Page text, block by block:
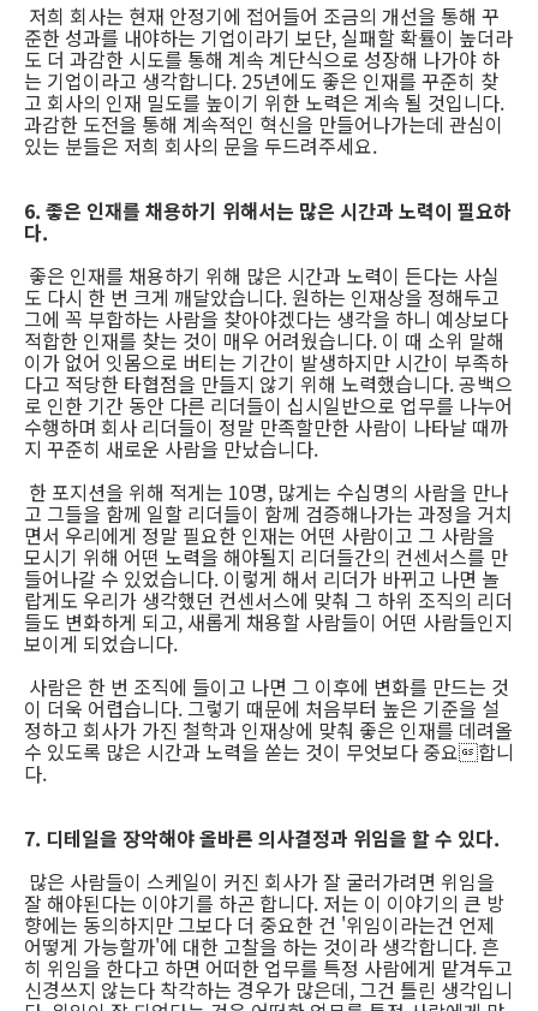
저희 회사는 현재 안정기에 접어들어 조금의 개선을 통해 꾸
준한 성과를 내야하는 기업이라기 보단, 실패할 확률이 높더라
도 더 과감한 시도를 통해 계속 계단식으로 성장해 나가야 하
는 기업이라고 생각합니다. 25년에도 좋은 인재를 꾸준히 찾
고 회사의 인재 밀도를 높이기 위한 노력은 계속 될 것입니다.
과감한 도전을 통해 계속적인 혁신을 만들어나가는데 관심이
있는 분들은 저희 회사의 문을 두드려주세요.
6. 좋은 인재를 채용하기 위해서는 많은 시간과 노력이 필요하
다.
좋은 인재를 채용하기 위해 많은 시간과 노력이 든다는 사실
도 다시 한 번 크게 깨달았습니다. 원하는 인재상을 정해두고
그에 꼭 부합하는 사람을 찾아야겠다는 생각을 하니 예상보다
적합한 인재를 찾는 것이 매우 어려웠습니다. 이 때 소위 말해
이가 없어 잇몸으로 버티는 기간이 발생하지만 시간이 부족하
다고 적당한 타협점을 만들지 않기 위해 노력했습니다. 공백으
로 인한 기간 동안 다른 리더들이 십시일반으로 업무를 나누어
수행하며 회사 리더들이 정말 만족할만한 사람이 나타날 때까
지 꾸준히 새로운 사람을 만났습니다.
한 포지션을 위해 적게는 10명, 많게는 수십명의 사람을 만나
고 그들을 함께 일할 리더들이 함께 검증해나가는 과정을 거치
면서 우리에게 정말 필요한 인재는 어떤 사람이고 그 사람을
모시기 위해 어떤 노력을 해야될지 리더들간의 컨센서스를 만
들어나갈 수 있었습니다. 이렇게 해서 리더가 바뀌고 나면 놀
랍게도 우리가 생각했던 컨센서스에 맞춰 그 하위 조직의 리더
들도 변화하게 되고, 새롭게 채용할 사람들이 어떤 사람들인지
보이게 되었습니다.
사람은 한 번 조직에 들이고 나면 그 이후에 변화를 만드는 것
이 더욱 어렵습니다. 그렇기 때문에 처음부터 높은 기준을 설
정하고 회사가 가진 철학과 인재상에 맞춰 좋은 인재를 데려올
수 있도록 많은 시간과 노력을 쏟는 것이 무엇보다 중요합니
다.
7. 디테일을 장악해야 올바른 의사결정과 위임을 할 수 있다.
많은 사람들이 스케일이 커진 회사가 잘 굴러가려면 위임을
잘 해야된다는 이야기를 하곤 합니다. 저는 이 이야기의 큰 방
향에는 동의하지만 그보다 더 중요한 건 '위임이라는건 언제
어떻게 가능할까'에 대한 고찰을 하는 것이라 생각합니다. 흔
히 위임을 한다고 하면 어떠한 업무를 특정 사람에게 맡겨두고
신경쓰지 않는다 착각하는 경우가 많은데, 그건 틀린 생각입니